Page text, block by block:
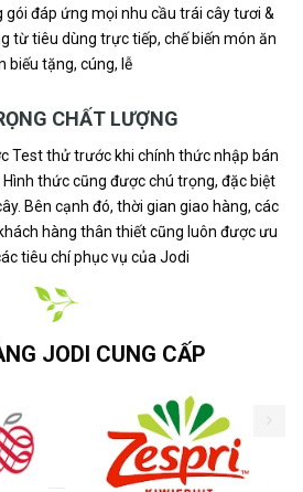
gói đáp ứng mọi nhu cầu trái cây tươi &
từ tiêu dùng trực tiếp, chế biến món ăn
biếu tặng, cúng, lễ
CHẤT LƯỢNG
Test thử trước khi chính thức nhập bán
thức cũng được chú trọng, đặc biệt
Bên cạnh đó, thời gian giao hàng, các
hàng thân thiết cũng luôn được ưu
tiêu chí phục vụ của Jodi
JODI CUNG CẤP